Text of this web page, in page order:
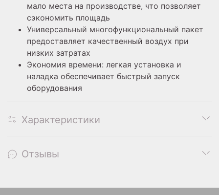
мало места на производстве, что позволяет
сэкономить площадь
Универсальный многофункциональный пакет
предоставляет качественный воздух при
низких затратах
Экономия времени: легкая установка и
наладка обеспечивает быстрый запуск
оборудования
Характеристики
Отзывы